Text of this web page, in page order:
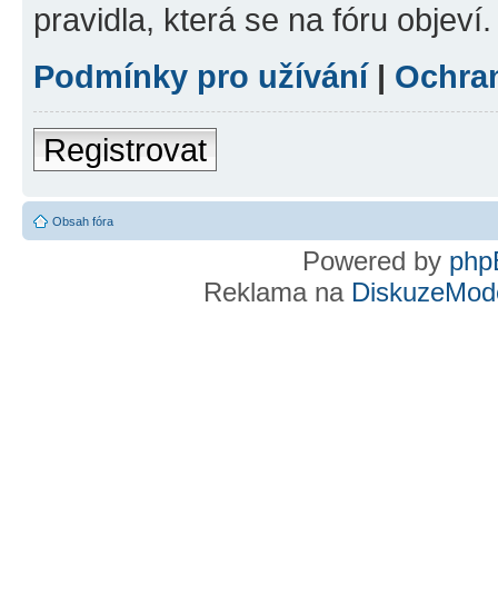
pravidla, která se na fóru objeví.
Podmínky pro užívání |
Registrovat
Obsah fóra
Powered by
Reklama na